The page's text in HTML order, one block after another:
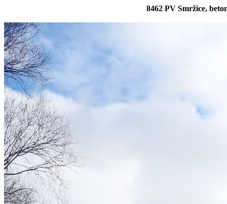
8462 PV Smržice,